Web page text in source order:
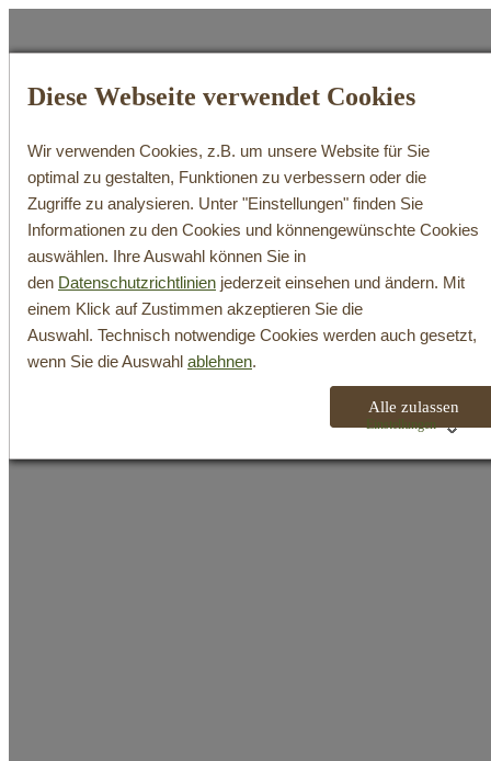
Diese Webseite verwendet Cookies
Wir verwenden Cookies, z.B. um unsere Website für Sie
optimal zu gestalten, Funktionen zu verbessern oder die
Zugriffe zu analysieren. Unter "Einstellungen" finden Sie
Informationen zu den Cookies und könnengewünschte Cookies
auswählen. Ihre Auswahl können Sie in
den Datenschutzrichtlinien jederzeit einsehen und ändern. Mit
einem Klick auf Zustimmen akzeptieren Sie die
Auswahl. Technisch notwendige Cookies werden auch gesetzt,
wenn Sie die Auswahl ablehnen.
Alle zulassen
Einstellungen
WeinShop
Search
Cart
Ihr Warenkorb ist derzeit leer.